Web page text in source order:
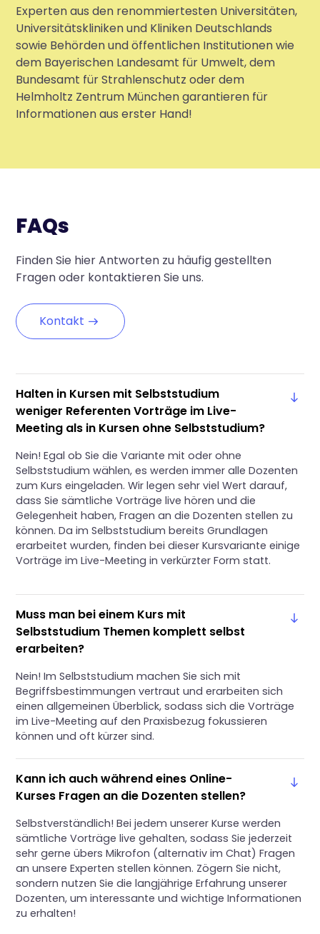
Experten aus den renommiertesten Universitäten,
Universitätskliniken und Kliniken Deutschlands
sowie Behörden und öffentlichen Institutionen wie
dem Bayerischen Landesamt für Umwelt, dem
Bundesamt für Strahlenschutz oder dem
Helmholtz Zentrum München garantieren für
Informationen aus erster Hand!
FAQs
Finden Sie hier Antworten zu häufig gestellten
Fragen oder kontaktieren Sie uns.
Kontakt
Halten in Kursen mit Selbststudium
weniger Referenten Vorträge im Live-
Meeting als in Kursen ohne Selbststudium?
Nein! Egal ob Sie die Variante mit oder ohne
Selbststudium wählen, es werden immer alle Dozenten
zum Kurs eingeladen. Wir legen sehr viel Wert darauf,
dass Sie sämtliche Vorträge live hören und die
Gelegenheit haben, Fragen an die Dozenten stellen zu
können. Da im Selbststudium bereits Grundlagen
erarbeitet wurden, finden bei dieser Kursvariante einige
Vorträge im Live-Meeting in verkürzter Form statt.
Muss man bei einem Kurs mit
Selbststudium Themen komplett selbst
erarbeiten?
Nein! Im Selbststudium machen Sie sich mit
Begriffsbestimmungen vertraut und erarbeiten sich
einen allgemeinen Überblick, sodass sich die Vorträge
im Live-Meeting auf den Praxisbezug fokussieren
können und oft kürzer sind.
Kann ich auch während eines Online-
Kurses Fragen an die Dozenten stellen?
Selbstverständlich! Bei jedem unserer Kurse werden
sämtliche Vorträge live gehalten, sodass Sie jederzeit
sehr gerne übers Mikrofon (alternativ im Chat) Fragen
an unsere Experten stellen können. Zögern Sie nicht,
sondern nutzen Sie die langjährige Erfahrung unserer
Dozenten, um interessante und wichtige Informationen
zu erhalten!